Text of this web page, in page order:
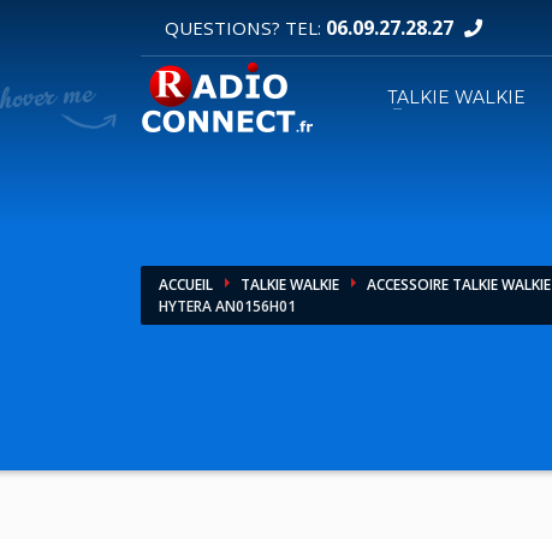
DEMANDE DE DEVIS
1 Sélectionnez vos produits.
QUESTIONS? TEL: 06.09.27.28.27
TALKIE WALKIE
ACCUEIL TALKIE WALKIE ACCESSOIRE TALKIE WALKIE
HYTERA AN0156H01